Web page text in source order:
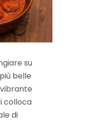
su
belle
colloca
di